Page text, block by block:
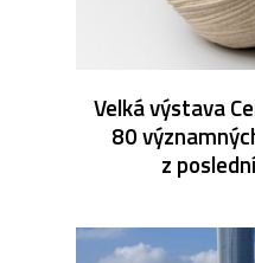
Velká výstava
80
z